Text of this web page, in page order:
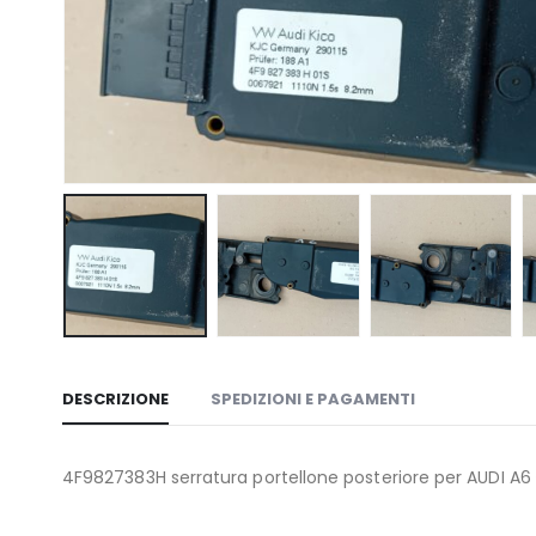
DESCRIZIONE SPEDIZIONI E PAGAMENTI
4F9827383H serratura portellone posteriore per AUDI A6